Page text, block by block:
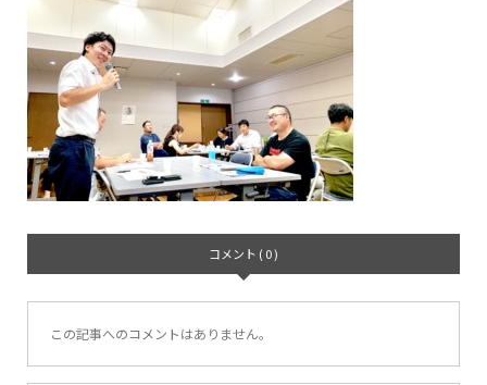
コメント ( 0 )
この記事へのコメントはありません。